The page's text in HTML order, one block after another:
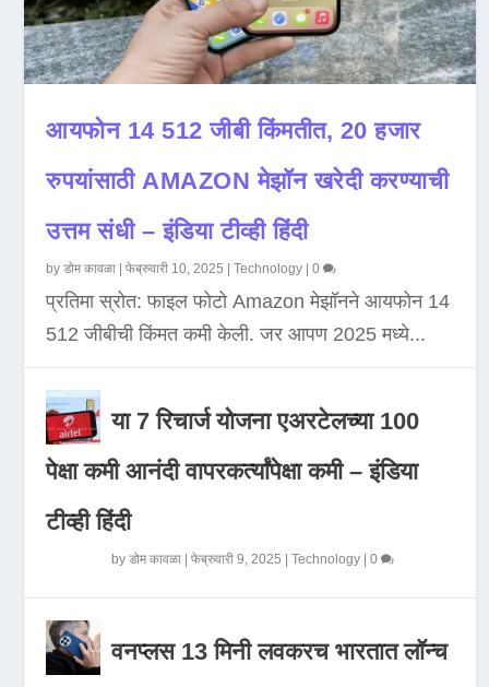
आयफोन 14 512 जीबी किंमतीत, 20 हजार
रुपयांसाठी AMAZON मेझॉन खरेदी करण्याची
उत्तम संधी – इंडिया टीव्ही हिंदी
byडोम कावळा |फेब्रुवारी 10, 2025 |Technology |0
प्रतिमा स्रोत: फाइल फोटो Amazon मेझॉनने आयफोन 14
512 जीबीची किंमत कमी केली. जर आपण 2025 मध्ये...
या 7 रिचार्ज योजना एअरटेलच्या 100
पेक्षा कमी आनंदी वापरकर्त्यांपेक्षा कमी – इंडिया
टीव्ही हिंदी
byडोम कावळा |फेब्रुवारी 9, 2025 |Technology |0
वनप्लस 13 मिनी लवकरच भारतात लॉन्च